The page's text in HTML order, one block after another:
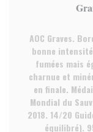
AOC Graves.
bonne
fumées mais
charnue et
en finale.
Mondial du
2018. 14/20
équilibré).